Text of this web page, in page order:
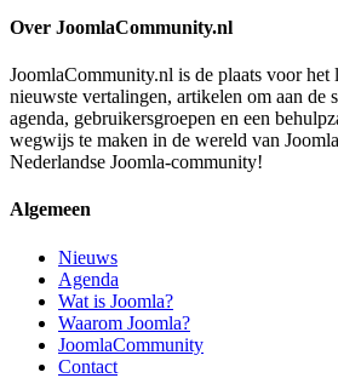
Over JoomlaCommunity.nl
JoomlaCommunity.nl is de plaats voor het
nieuwste vertalingen, artikelen om aan de
agenda, gebruikersgroepen en een
wegwijs te maken in de wereld van
Nederlandse Joomla-community!
Algemeen
Nieuws
Agenda
Wat is Joomla?
Waarom Joomla?
JoomlaCommunity
Contact